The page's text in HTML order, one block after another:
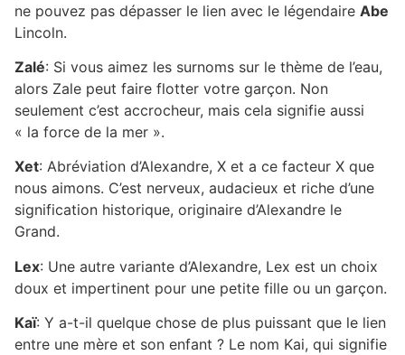
ne pouvez pas dépasser le lien avec le légendaire Abe
Lincoln.
Zalé: Si vous aimez les surnoms sur le thème de l’eau,
alors Zale peut faire flotter votre garçon. Non
seulement c’est accrocheur, mais cela signifie aussi
« la force de la mer ».
Xet: Abréviation d’Alexandre, X et a ce facteur X que
nous aimons. C’est nerveux, audacieux et riche d’une
signification historique, originaire d’Alexandre le
Grand.
Lex: Une autre variante d’Alexandre, Lex est un choix
doux et impertinent pour une petite fille ou un garçon.
Kaï: Y a-t-il quelque chose de plus puissant que le lien
entre une mère et son enfant ? Le nom Kai, qui signifie